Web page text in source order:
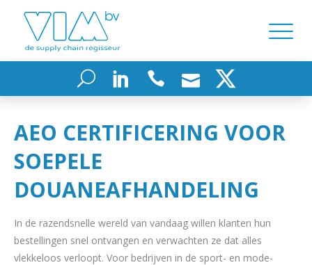
AEO CERTIFICERING VOOR
SOEPELE
DOUANEAFHANDELING
In de razendsnelle wereld van vandaag willen klanten hun
bestellingen snel ontvangen en verwachten ze dat alles
vlekkeloos verloopt. Voor bedrijven in de sport- en mode-